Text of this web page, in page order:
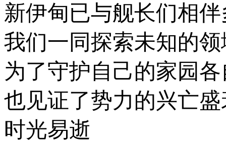
新伊甸已与舰长们相
我们一同探索未知的领
为了守护自己的家园
也见证了势力的兴亡
时光易逝